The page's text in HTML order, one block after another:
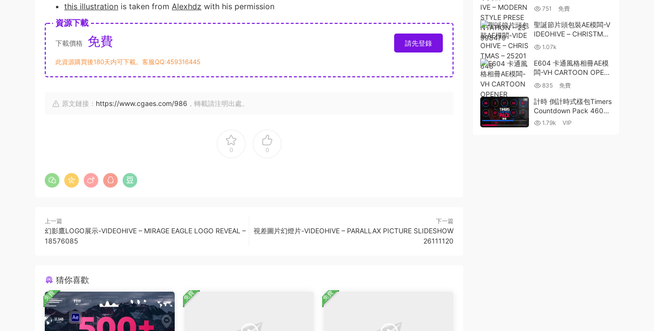
this illustration is taken from Alexhdz with his permission
資源下載
下載價格 免費 請先登錄
此資源購買後180天内可下載。客服QQ:459316445
原文鏈接： https://www.cgaes.com/986 ，轉載請注明出處。
0 0
上一篇
幻影鷹LOGO展示-VIDEOHIVE – MIRAGE EAGLE LOGO REVEAL –
18576085
下一篇
視差圖片幻燈片-VIDEOHIVE – PARALLAX PICTURE SLIDESHOW
26111120
猜你喜歡
免費 免費 免費
LE PRESENTATION – 25
998479
751 免費
聖誕節片頭包裝AE模闆-V
IDEOHIVE – CHRISTMAS
– 25201848
1.07k
E604 卡通風格相冊AE模
闆-VH CARTOON OPEN
ER 835 免費
計時 倒計時式樣包Timers
Countdown Pack 4605
3555
1.79k VIP